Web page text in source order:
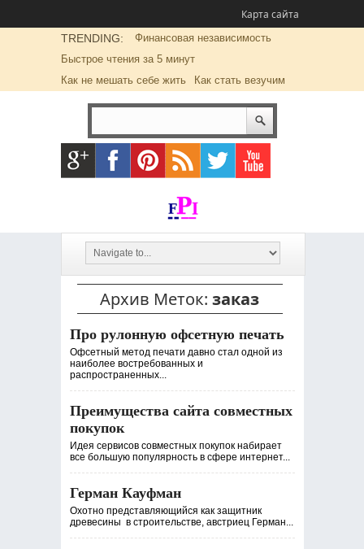
Карта сайта
TRENDING:
Финансовая независимость
Быстрое чтения за 5 минут
Как не мешать себе жить
Как стать везучим
Архив Меток: заказ
Про рулонную офсетную печать
Офсетный метод печати давно стал одной из
наиболее востребованных и
распространенных...
Преимущества сайта совместных
покупок
Идея сервисов совместных покупок набирает
все большую популярность в сфере интернет...
Герман Кауфман
Охотно представляющийся как защитник
древесины в строительстве, австриец Герман...